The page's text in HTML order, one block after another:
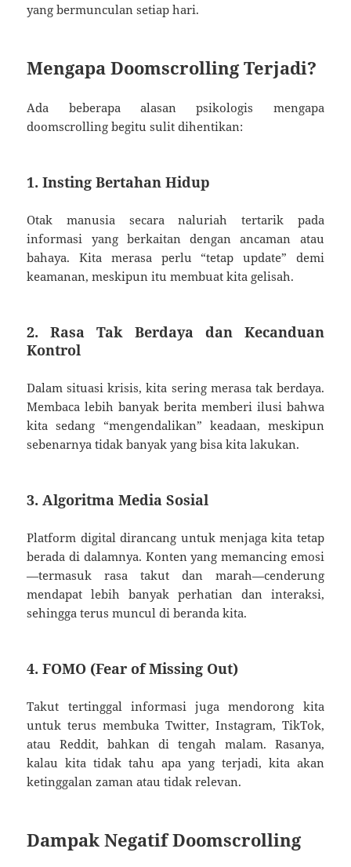
yang bermunculan setiap hari.
Mengapa Doomscrolling Terjadi?
Ada beberapa alasan psikologis mengapa
doomscrolling begitu sulit dihentikan:
1. Insting Bertahan Hidup
Otak manusia secara naluriah tertarik pada
informasi yang berkaitan dengan ancaman atau
bahaya. Kita merasa perlu “tetap update” demi
keamanan, meskipun itu membuat kita gelisah.
2. Rasa Tak Berdaya dan Kecanduan
Kontrol
Dalam situasi krisis, kita sering merasa tak berdaya.
Membaca lebih banyak berita memberi ilusi bahwa
kita sedang “mengendalikan” keadaan, meskipun
sebenarnya tidak banyak yang bisa kita lakukan.
3. Algoritma Media Sosial
Platform digital dirancang untuk menjaga kita tetap
berada di dalamnya. Konten yang memancing emosi
—termasuk rasa takut dan marah—cenderung
mendapat lebih banyak perhatian dan interaksi,
sehingga terus muncul di beranda kita.
4. FOMO (Fear of Missing Out)
Takut tertinggal informasi juga mendorong kita
untuk terus membuka Twitter, Instagram, TikTok,
atau Reddit, bahkan di tengah malam. Rasanya,
kalau kita tidak tahu apa yang terjadi, kita akan
ketinggalan zaman atau tidak relevan.
Dampak Negatif Doomscrolling